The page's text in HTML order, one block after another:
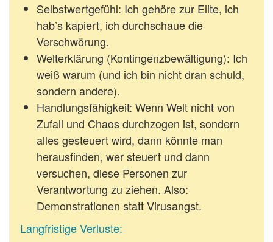
Selbstwertgefühl: Ich gehöre zur Elite, ich
hab’s kapiert, ich durchschaue die
Verschwörung.
Welterklärung (Kontingenzbewältigung): Ich
weiß warum (und ich bin nicht dran schuld,
sondern andere).
Handlungsfähigkeit: Wenn Welt nicht von
Zufall und Chaos durchzogen ist, sondern
alles gesteuert wird, dann könnte man
herausfinden, wer steuert und dann
versuchen, diese Personen zur
Verantwortung zu ziehen. Also:
Demonstrationen statt Virusangst.
Langfristige Verluste: